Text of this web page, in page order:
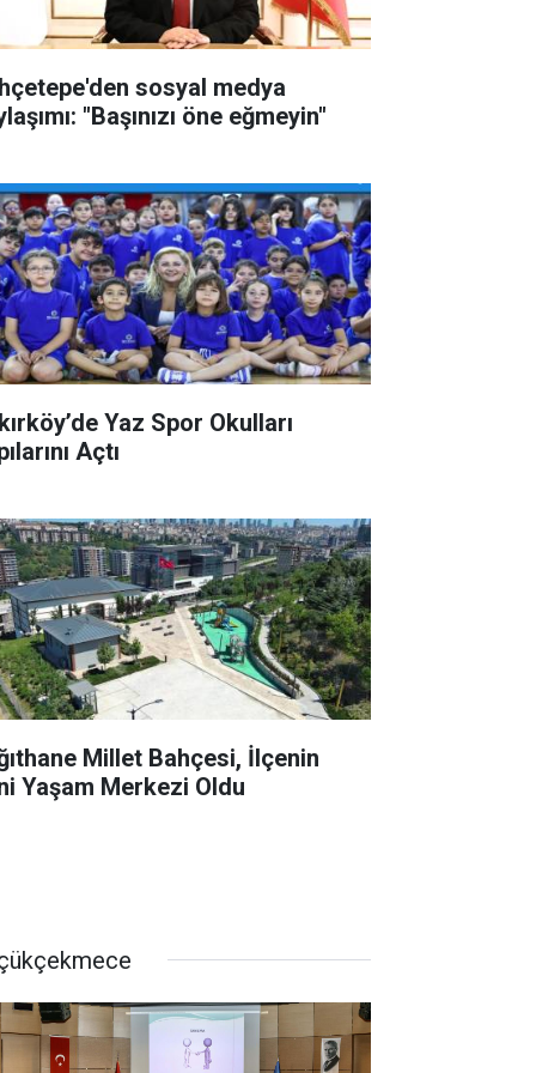
sosyal medya
"Başınızı öne eğmeyin"
Yaz Spor Okulları
Açtı
Millet Bahçesi, İlçenin
Yaşam Merkezi Oldu